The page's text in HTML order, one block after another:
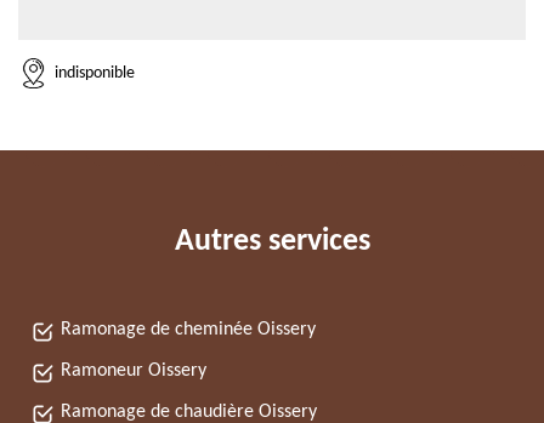
indisponible
Autres services
Ramonage de cheminée Oissery
Ramoneur Oissery
Ramonage de chaudière Oissery